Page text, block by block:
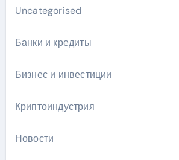
Uncategorised
Банки и кредиты
Бизнес и инвестиции
Криптоиндустрия
Новости